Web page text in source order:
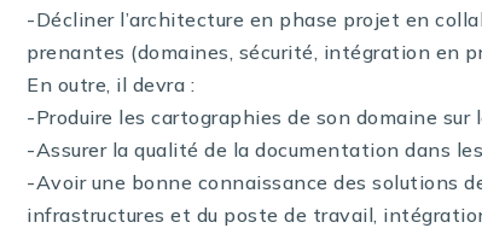
-Décliner l’architecture en phase projet en
prenantes (domaines, sécurité, intégration en
En outre, il devra :
-Produire les cartographies de son domaine
-Assurer la qualité de la documentation dans
-Avoir une bonne connaissance des solutions
infrastructures et du poste de travail,